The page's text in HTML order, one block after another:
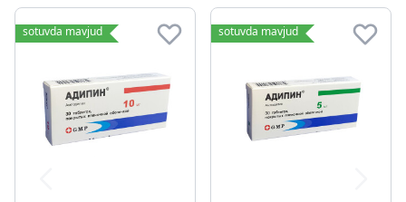
sotuvda mavjud sotuvda mavjud